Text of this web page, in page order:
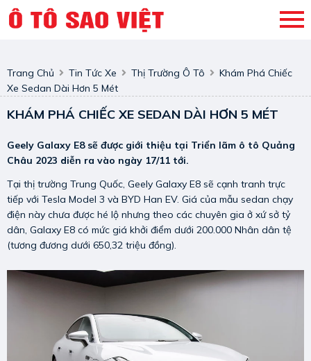
Trang Chủ Tin Tức Xe Thị Trường Ô Tô
Khám Phá Chiếc
Xe Sedan Dài Hơn 5 Mét
KHÁM PHÁ CHIẾC XE SEDAN DÀI HƠN 5 MÉT
Geely Galaxy E8 sẽ được giới thiệu tại Triển lãm ô tô Quảng
Châu 2023 diễn ra vào ngày 17/11 tới.
Tại thị trường Trung Quốc, Geely Galaxy E8 sẽ cạnh tranh trực
tiếp với Tesla Model 3 và BYD Han EV. Giá của mẫu sedan chạy
điện này chưa được hé lộ nhưng theo các chuyên gia ở xứ sở tỷ
dân, Galaxy E8 có mức giá khởi điểm dưới 200.000 Nhân dân tệ
(tương đương dưới 650,32 triệu đồng).